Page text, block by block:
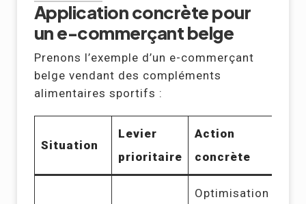
Application concrète pour
un e-commerçant belge
Prenons l’exemple d’un e-commerçant
belge vendant des compléments
alimentaires sportifs :
Situation
Levier
prioritaire
Action
concrète
Optimisation